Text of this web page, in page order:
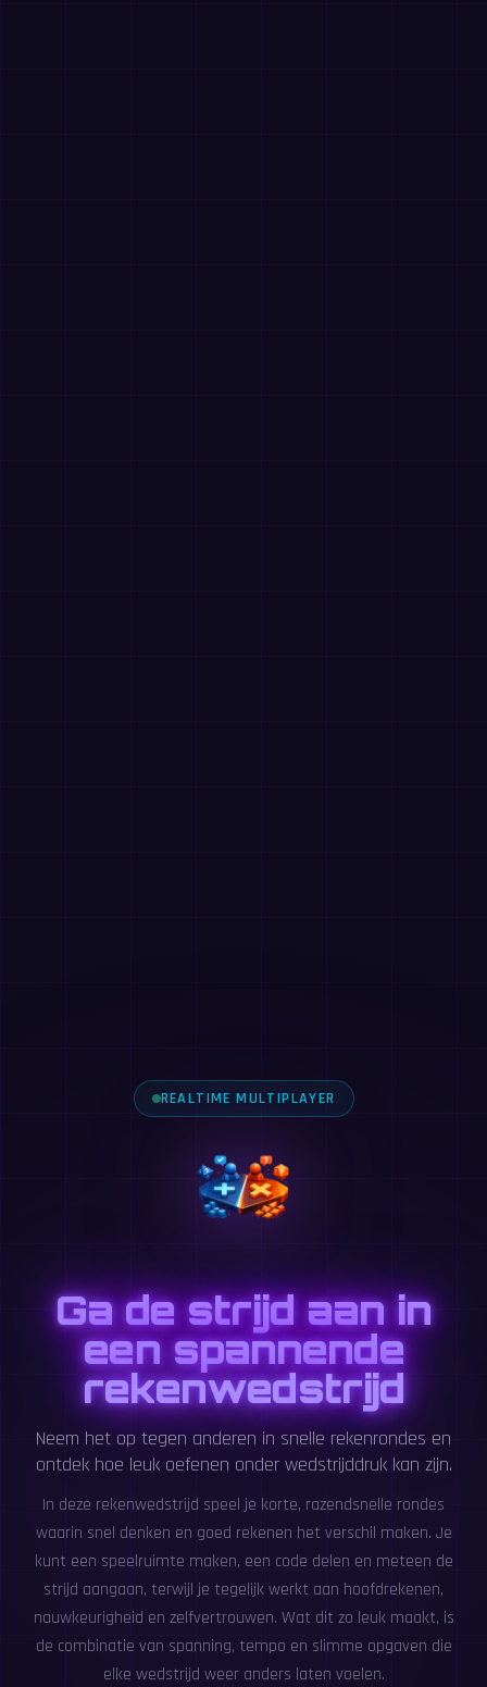
REALTIME MULTIPLAYER
Ga de strijd aan in
een spannende
rekenwedstrijd
Neem het op tegen anderen in snelle rekenrondes en
ontdek hoe leuk oefenen onder wedstrijddruk kan zijn.
In deze rekenwedstrijd speel je korte, razendsnelle rondes
waarin snel denken en goed rekenen het verschil maken. Je
kunt een speelruimte maken, een code delen en meteen de
strijd aangaan, terwijl je tegelijk werkt aan hoofdrekenen,
nauwkeurigheid en zelfvertrouwen. Wat dit zo leuk maakt, is
de combinatie van spanning, tempo en slimme opgaven die
elke wedstrijd weer anders laten voelen.